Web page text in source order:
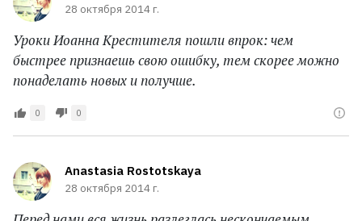
28 октября 2014 г.
Уроки Иоанна Крестителя пошли впрок: чем
быстрее признаешь свою ошибку, тем скорее можно
понаделать новых и получше.
0 0
Anastasia Rostotskaya
28 октября 2014 г.